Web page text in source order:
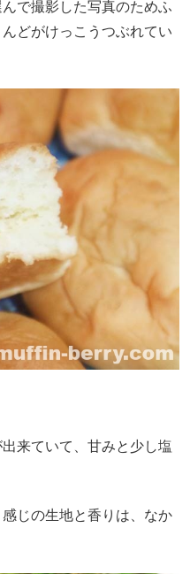
で撮影した写真のためふ
どがけっこうつぶれてい
来ていて、甘みと少し塩
じの生地と香りは、なか